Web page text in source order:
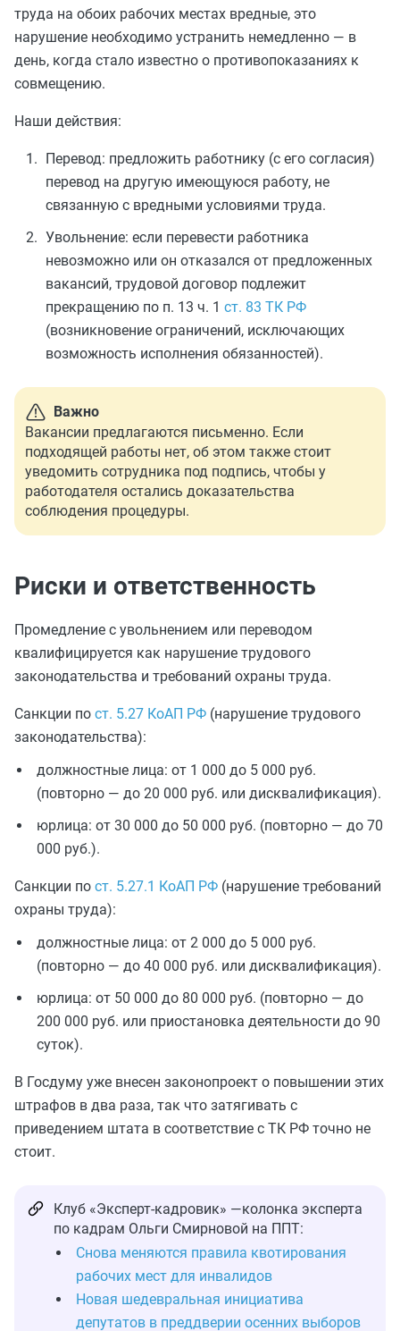
труда на обоих рабочих местах вредные, это
нарушение необходимо устранить немедленно — в
день, когда стало известно о противопоказаниях к
совмещению.
Наши действия:
Перевод: предложить работнику (с его согласия)
перевод на другую имеющуюся работу, не
связанную с вредными условиями труда.
Увольнение: если перевести работника
невозможно или он отказался от предложенных
вакансий, трудовой договор подлежит
прекращению по п. 13 ч. 1 ст. 83 ТК РФ
(возникновение ограничений, исключающих
возможность исполнения обязанностей).
Важно
Вакансии предлагаются письменно. Если
подходящей работы нет, об этом также стоит
уведомить сотрудника под подпись, чтобы у
работодателя остались доказательства
соблюдения процедуры.
Риски и ответственность
Промедление с увольнением или переводом
квалифицируется как нарушение трудового
законодательства и требований охраны труда.
Санкции по ст. 5.27 КоАП РФ (нарушение трудового
законодательства):
должностные лица: от 1 000 до 5 000 руб.
(повторно — до 20 000 руб. или дисквалификация).
юрлица: от 30 000 до 50 000 руб. (повторно — до 70
000 руб.).
Санкции по ст. 5.27.1 КоАП РФ (нарушение требований
охраны труда):
должностные лица: от 2 000 до 5 000 руб.
(повторно — до 40 000 руб. или дисквалификация).
юрлица: от 50 000 до 80 000 руб. (повторно — до
200 000 руб. или приостановка деятельности до 90
суток).
В Госдуму уже внесен законопроект о повышении этих
штрафов в два раза, так что затягивать с
приведением штата в соответствие с ТК РФ точно не
стоит.
Клуб «Эксперт-кадровик» —колонка эксперта
по кадрам Ольги Смирновой на ППТ:
Снова меняются правила квотирования
рабочих мест для инвалидов
Новая шедевральная инициатива
депутатов в преддверии осенних выборов